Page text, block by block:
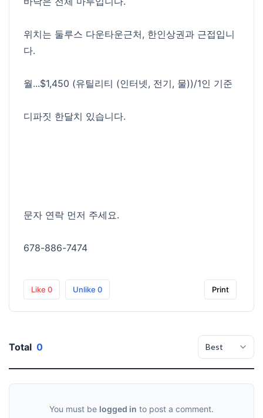
위치는 둘루스 다운타운근처, 한인상권과 근접입니
다.
월...$1,450 (유틸리티 (인터넷, 전기, 물))/1인 기준
디파짓 한달치 있습니다.
문자 연락 먼저 주세요.
678-886-7474
Like 0 Unlike 0 Print
Total 0
You must be logged in to post a comment.